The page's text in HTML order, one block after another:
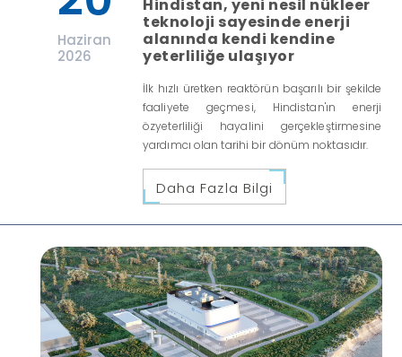
Haziran
2026
Hindistan, yeni nesil nükleer
teknoloji sayesinde enerji
alanında kendi kendine
yeterliliğe ulaşıyor
İlk hızlı üretken reaktörün başarılı bir şekilde
faaliyete geçmesi, Hindistan'ın enerji
özyeterliliği hayalini gerçekleştirmesine
yardımcı olan tarihi bir dönüm noktasıdır.
Daha Fazla Bilgi